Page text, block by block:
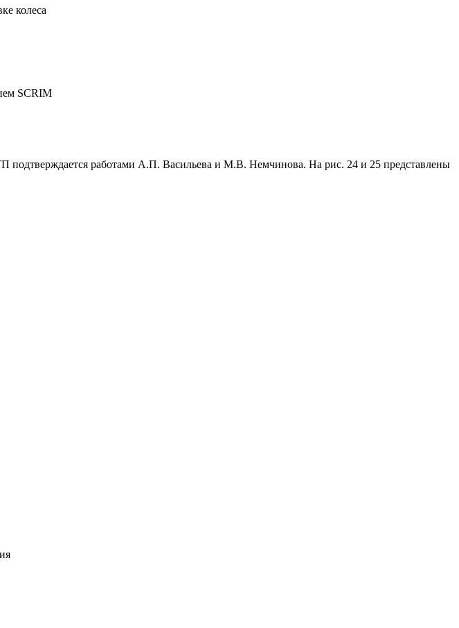
колеса
SCRIM
работами А.П. Васильева и М.В. Немчинова. На рис. 24 и 25 представлены